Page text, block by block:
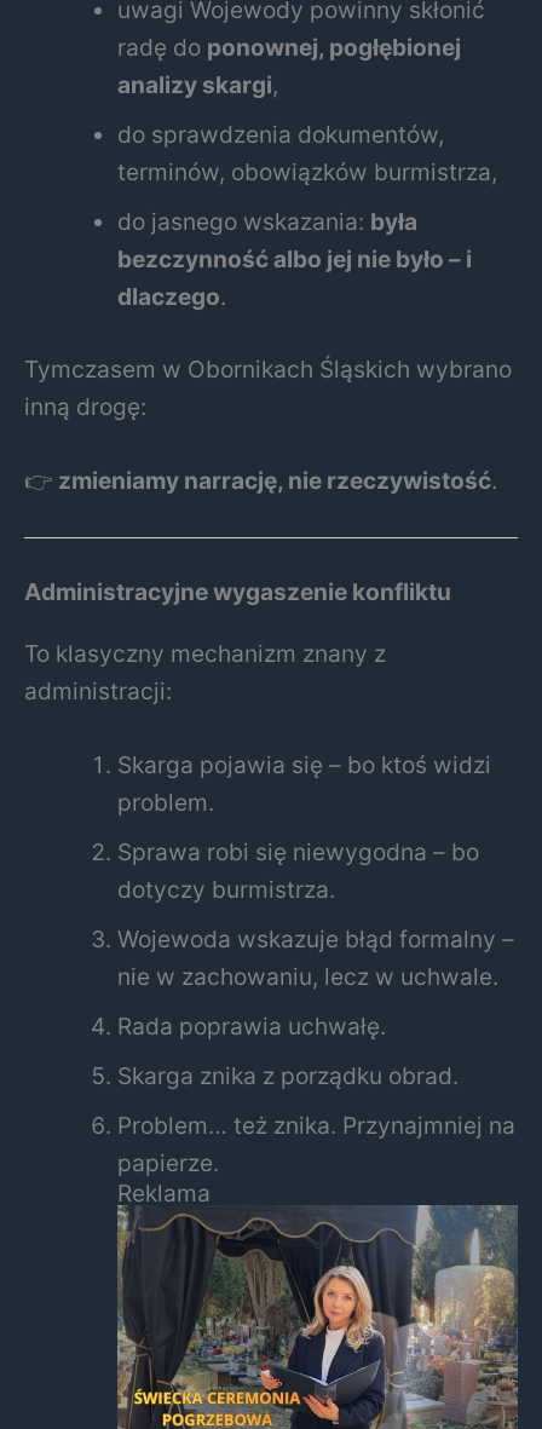
uwagi Wojewody powinny skłonić
radę do ponownej, pogłębionej
analizy skargi,
do sprawdzenia dokumentów,
terminów, obowiązków burmistrza,
do jasnego wskazania: była
bezczynność albo jej nie było – i
dlaczego.
Tymczasem w Obornikach Śląskich wybrano
inną drogę:
👉 zmieniamy narrację, nie rzeczywistość.
Administracyjne wygaszenie konfliktu
To klasyczny mechanizm znany z
administracji:
Skarga pojawia się – bo ktoś widzi
problem.
Sprawa robi się niewygodna – bo
dotyczy burmistrza.
Wojewoda wskazuje błąd formalny –
nie w zachowaniu, lecz w uchwale.
Rada poprawia uchwałę.
Skarga znika z porządku obrad.
Problem… też znika. Przynajmniej na
papierze.
Reklama